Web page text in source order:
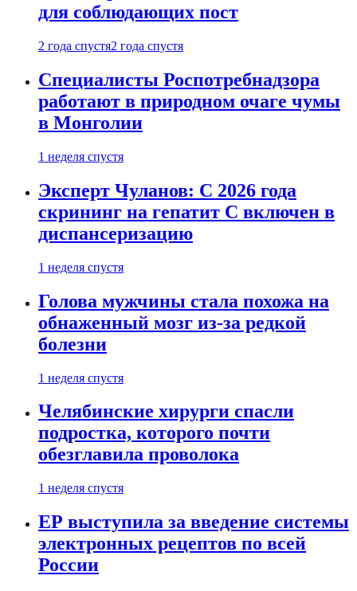
для соблюдающих пост
2 года спустя2 года спустя
Специалисты Роспотребнадзора
работают в природном очаге чумы
в Монголии
1 неделя спустя
Эксперт Чуланов: С 2026 года
скрининг на гепатит С включен в
диспансеризацию
1 неделя спустя
Голова мужчины стала похожа на
обнаженный мозг из-за редкой
болезни
1 неделя спустя
Челябинские хирурги спасли
подростка, которого почти
обезглавила проволока
1 неделя спустя
ЕР выступила за введение системы
электронных рецептов по всей
России